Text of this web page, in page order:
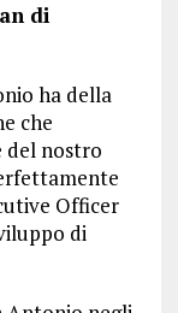
di
ha della
che
del nostro
Officer
di